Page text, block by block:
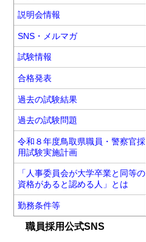
説明会情報
SNS・メルマガ
試験情報
合格発表
過去の試験結果
過去の試験問題
令和８年度鳥取県職員・警察官採
用試験実施計画
「人事委員会が大学卒業と同等の
資格があると認める人」とは
勤務条件等
職員採用公式SNS